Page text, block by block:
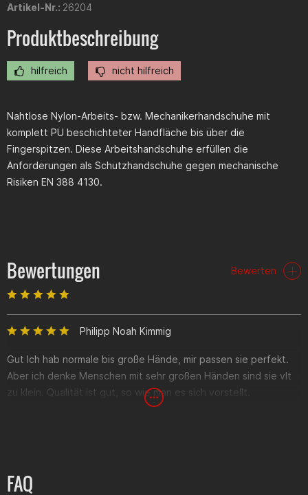
Artikel-Nr.: 26204
Produktbeschreibung
hilfreich nicht hilfreich
Nahtlose Nylon-Arbeits- bzw. Mechanikerhandschuhe mit
komplett PU beschichteter Handfläche bis über die
Fingerspitzen. Diese Arbeitshandschuhe erfüllen die
Anforderungen als Schutzhandschuhe gegen mechanische
Risiken EN 388 4130.
Bewertungen Bewerten
Philipp Noah Kimmig
Gut Ich hab normale bis große Hände, mir passen sie perfekt.
Aber ich denke Menschen mit sehr großen Händen sind sie vlt
zu klein. Qualität ist gut, so wie man es sich vorstellt.
FAQ